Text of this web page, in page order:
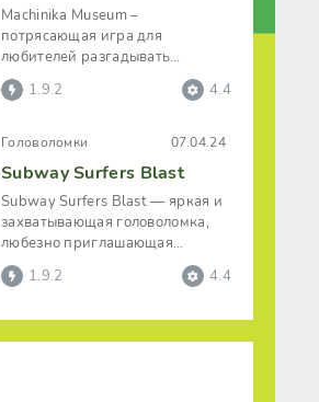
Machinika Museum –
потрясающая игра для
любителей разгадывать
головоломки в играх. Которые
вдобавок объединены
1.9.2 4.4
Головоломки 07.04.24
Subway Surfers Blast
Subway Surfers Blast — яркая и
захватывающая головоломка,
любезно приглашающая
пользователей в полюбившуюся
многим
1.9.2 4.4